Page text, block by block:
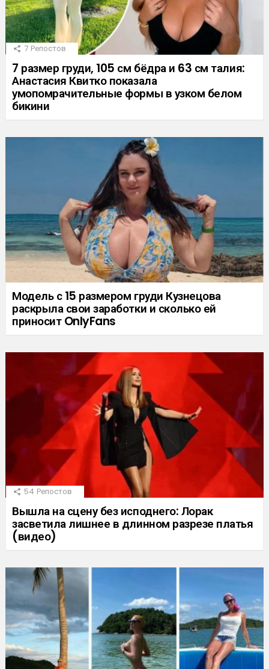
7 Репостов
7 размер груди, 105 см бёдра и 63 см талия:
Анастасия Квитко показала
умопомрачительные формы в узком белом
бикини
Модель с 15 размером груди Кузнецова
раскрыла свои заработки и сколько ей
приносит OnlyFans
54 Репостов
Вышла на сцену без исподнего: Лорак
засветила лишнее в длинном разрезе платья
(видео)